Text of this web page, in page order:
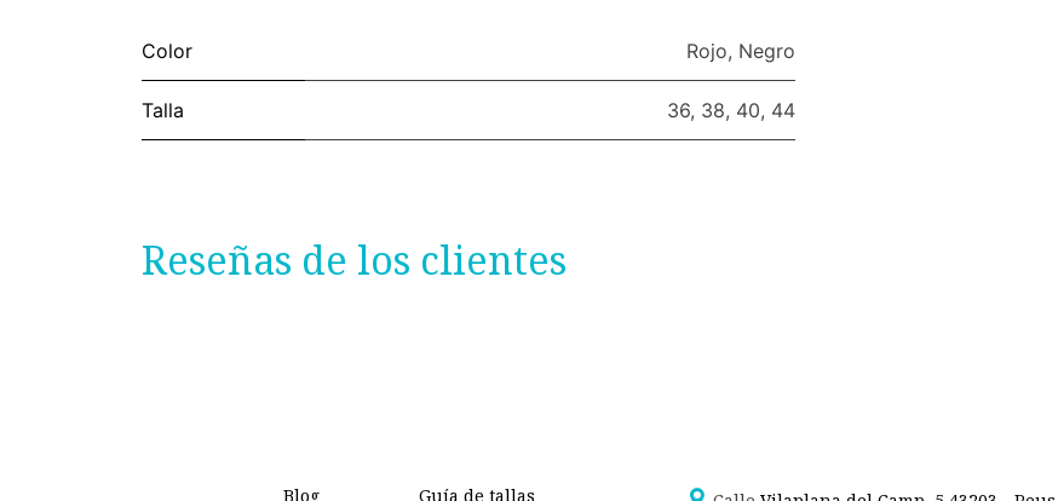
Color Rojo, Negro
Talla 36, 38, 40, 44
Reseñas de los clientes
Guía de tallas
Blog